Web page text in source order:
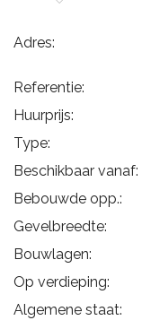
Adres:
Referentie:
Huurprijs:
Type:
Beschikbaar vanaf:
Bebouwde opp.:
Gevelbreedte:
Bouwlagen:
Op verdieping:
Algemene staat: